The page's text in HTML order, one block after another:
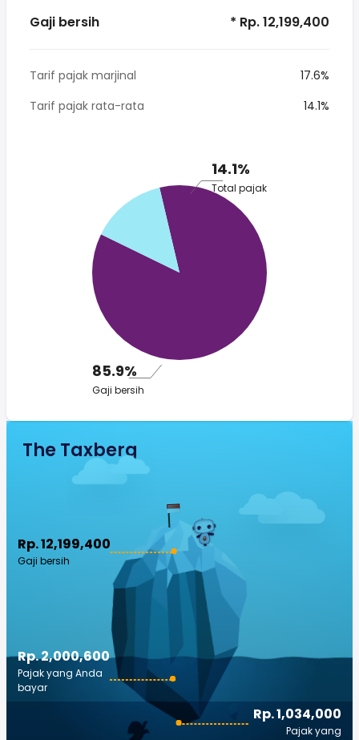
Gaji bersih * Rp. 12,199,400
Tarif pajak marjinal
17.6%
Tarif pajak rata-rata
14.1%
14.1%
Total pajak
85.9%
Gaji bersih
The Taxberg
Rp. 12,199,400
Gaji bersih
Rp. 1,034,000
Pajak yang
Rp. 2,000,600
Pajak yang Anda
bayar